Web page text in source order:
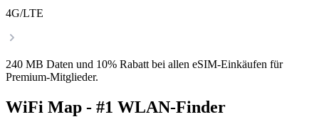
4G/LTE
240 MB Daten und 10% Rabatt bei allen eSIM-Einkäufen für
Premium-Mitglieder.
WiFi Map - #1 WLAN-Finder